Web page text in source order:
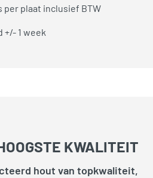
per plaat inclusief BTW
+/- 1 week
KWALITEIT
hout van topkwaliteit,